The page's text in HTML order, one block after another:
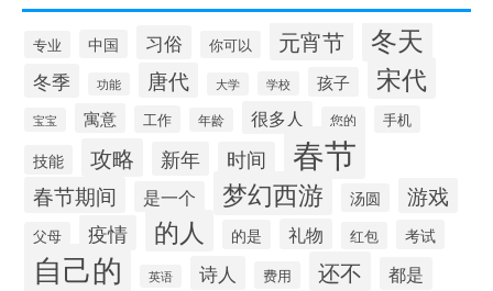
专业 中国 习俗 你可以 元宵节 冬天
冬季 功能 唐代 大学 学校 孩子 宋代
宝宝 寓意 工作 年龄 很多人 您的 手机
技能 攻略 新年 时间 春节
春节期间 是一个 梦幻西游 汤圆 游戏
父母 疫情 的人 的是 礼物 红包 考试
自己的 英语 诗人 费用 还不 都是